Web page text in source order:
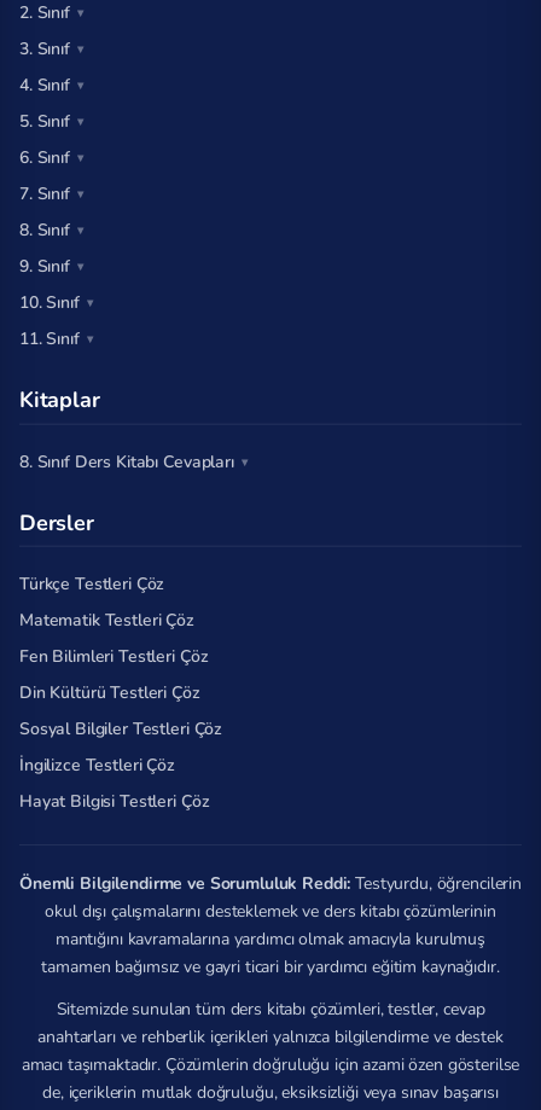
2. Sınıf
3. Sınıf
4. Sınıf
5. Sınıf
6. Sınıf
7. Sınıf
8. Sınıf
9. Sınıf
10. Sınıf
11. Sınıf
Kitaplar
8. Sınıf Ders Kitabı Cevapları
Dersler
Türkçe Testleri Çöz
Matematik Testleri Çöz
Fen Bilimleri Testleri Çöz
Din Kültürü Testleri Çöz
Sosyal Bilgiler Testleri Çöz
İngilizce Testleri Çöz
Hayat Bilgisi Testleri Çöz
Önemli Bilgilendirme ve Sorumluluk Reddi: Testyurdu, öğrencilerin
okul dışı çalışmalarını desteklemek ve ders kitabı çözümlerinin
mantığını kavramalarına yardımcı olmak amacıyla kurulmuş
tamamen bağımsız ve gayri ticari bir yardımcı eğitim kaynağıdır.
Sitemizde sunulan tüm ders kitabı çözümleri, testler, cevap
anahtarları ve rehberlik içerikleri yalnızca bilgilendirme ve destek
amacı taşımaktadır. Çözümlerin doğruluğu için azami özen gösterilse
de, içeriklerin mutlak doğruluğu, eksiksizliği veya sınav başarısı